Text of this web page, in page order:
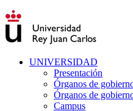
UNIVERSIDAD
Presentación
Órganos de
Órganos de
Campus